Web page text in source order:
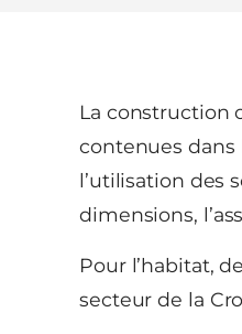
La construction
contenues dans
l’utilisation des
dimensions,
Pour l’habitat,
secteur de la